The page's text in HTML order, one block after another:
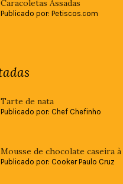
Caracoletas Assadas
Publicado por: Petiscos.com
Tarte de nata
Publicado por: Chef Chefinho
Mousse de chocolate caseira
Publicado por: Cooker Paulo Cruz